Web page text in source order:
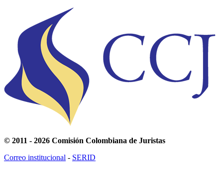
© 2011 - 2026 Comisión Colombiana de Juristas
Correo institucional - SERID